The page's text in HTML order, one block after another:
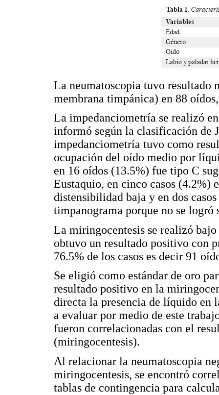
La neumatoscopia tuvo resultado
membrana timpánica) en 88
La impedanciometría se realizó
informó según la clasificación de
impedanciometría tuvo como
ocupación del oído medio por
en 16 oídos (13.5%) fue tipo C
Eustaquio, en cinco casos (4.2%)
distensibilidad baja y en dos
timpanograma porque no se logró
La miringocentesis se realizó bajo
obtuvo un resultado positivo con
76.5% de los casos es decir 91
Se eligió como estándar de oro
resultado positivo en la
directa la presencia de líquido en
a evaluar por medio de este
fueron correlacionadas con el
(miringocentesis).
Al relacionar la neumatoscopia
miringocentesis, se encontró
tablas de contingencia para